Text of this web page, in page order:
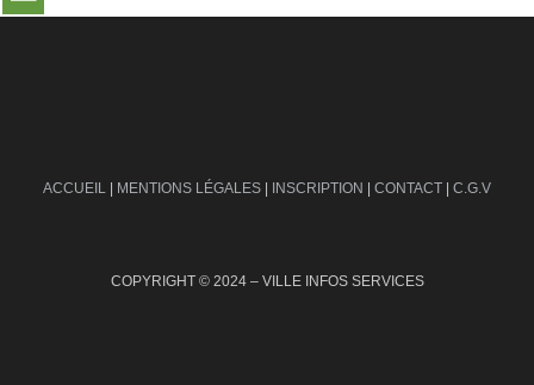
ACCUEIL | MENTIONS LÉGALES | INSCRIPTION | CONTACT | C.G.V
COPYRIGHT © 2024 – VILLE INFOS SERVICES